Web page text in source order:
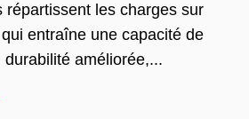
répartissent les charges sur
entraîne une capacité de
améliorée,...